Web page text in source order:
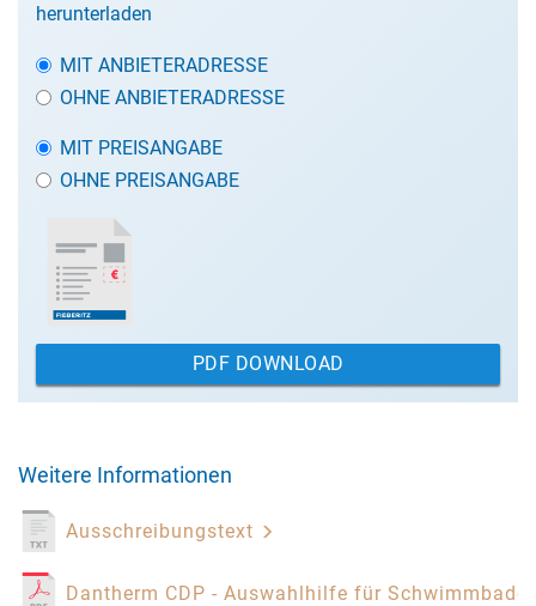
herunterladen
MIT ANBIETERADRESSE
OHNE ANBIETERADRESSE
MIT PREISANGABE
OHNE PREISANGABE
PDF DOWNLOAD
Weitere Informationen
Ausschreibungstext
Dantherm CDP - Auswahlhilfe für